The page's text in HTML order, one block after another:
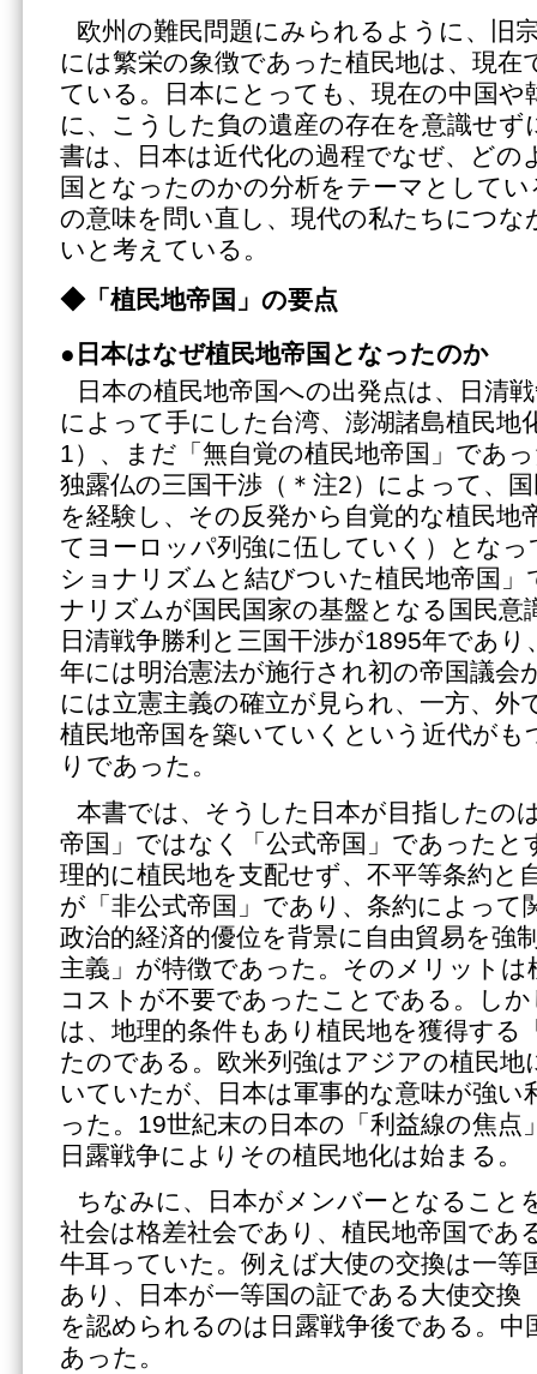
欧州の難民問題にみられるように、旧
には繁栄の象徴であった植民地は、現在
ている。日本にとっても、現在の中国や
に、こうした負の遺産の存在を意識せ
書は、日本は近代化の過程でなぜ、どの
国となったのかの分析をテーマとして
の意味を問い直し、現代の私たちにつな
いと考えている。
◆「植民地帝国」の要点
●日本はなぜ植民地帝国となったのか
日本の植民地帝国への出発点は、日清
によって手にした台湾、澎湖諸島植民地
1）、まだ「無自覚の植民地帝国」であ
独露仏の三国干渉（＊注2）によって、
を経験し、その反発から自覚的な植民地
てヨーロッパ列強に伍していく）とな
ショナリズムと結びついた植民地帝国
ナリズムが国民国家の基盤となる国民意
日清戦争勝利と三国干渉が1895年であ
年には明治憲法が施行され初の帝国議会
には立憲主義の確立が見られ、一方、外
植民地帝国を築いていくという近代がも
りであった。
本書では、そうした日本が目指したの
帝国」ではなく「公式帝国」であったと
理的に植民地を支配せず、不平等条約と
が「非公式帝国」であり、条約によって
政治的経済的優位を背景に自由貿易を強
主義」が特徴であった。そのメリットは
コストが不要であったことである。し
は、地理的条件もあり植民地を獲得する
たのである。欧米列強はアジアの植民地
いていたが、日本は軍事的な意味が強い
った。19世紀末の日本の「利益線の焦点
日露戦争によりその植民地化は始まる。
ちなみに、日本がメンバーとなること
社会は格差社会であり、植民地帝国であ
牛耳っていた。例えば大使の交換は一等
あり、日本が一等国の証である大使交換
を認められるのは日露戦争後である。中
あった。